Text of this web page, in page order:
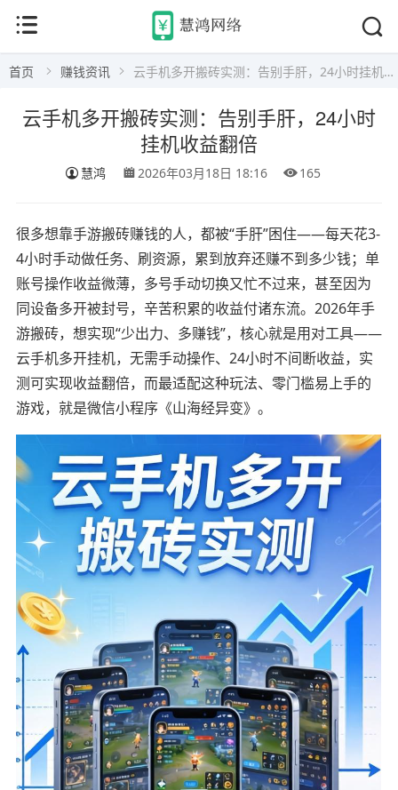
首页 赚钱资讯 云手机多开搬砖实测：告别手肝，24小时挂机收益翻倍
云手机多开搬砖实测：告别手肝，24小时
挂机收益翻倍
慧鸿 2026年03月18日 18:16 165
很多想靠手游搬砖赚钱的人，都被“手肝”困住——每天花3-
4小时手动做任务、刷资源，累到放弃还赚不到多少钱；单
账号操作收益微薄，多号手动切换又忙不过来，甚至因为
同设备多开被封号，辛苦积累的收益付诸东流。2026年手
游搬砖，想实现“少出力、多赚钱”，核心就是用对工具——
云手机多开挂机，无需手动操作、24小时不间断收益，实
测可实现收益翻倍，而最适配这种玩法、零门槛易上手的
游戏，就是微信小程序《山海经异变》。